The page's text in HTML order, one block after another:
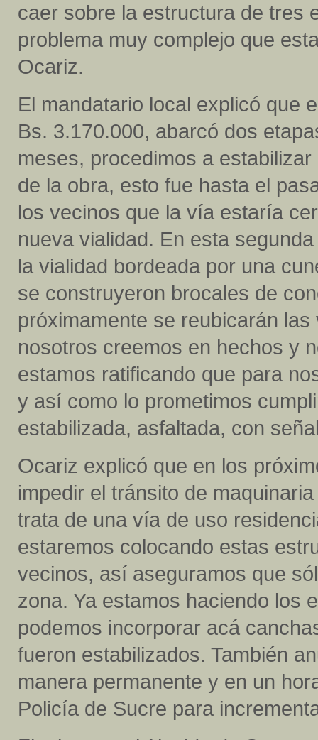
caer sobre la estructura de tres
problema muy complejo que
Ocariz.
El mandatario local explicó que
Bs. 3.170.000, abarcó dos
meses, procedimos a
de la obra, esto fue hasta el
los vecinos que la vía estaría
nueva vialidad. En esta
la vialidad bordeada por una
se construyeron brocales de
próximamente se reubicarán
nosotros creemos en hechos y
estamos ratificando que para
y así como lo prometimos
estabilizada, asfaltada, con
Ocariz explicó que en los
impedir el tránsito de
trata de una vía de uso
estaremos colocando estas
vecinos, así aseguramos que
zona. Ya estamos haciendo los
podemos incorporar acá
fueron estabilizados. También
manera permanente y en un
Policía de Sucre para